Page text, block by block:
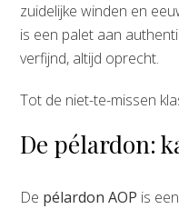
zuidelijke winden en
is een palet aan
verfijnd, altijd oprecht.
Tot de niet-te-missen
De pélardon:
De pélardon AOP is